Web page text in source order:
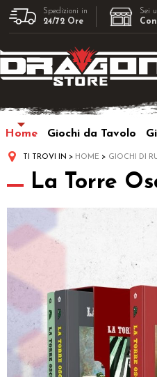
Spedizioni in
24/72 Ore
Sei
Home Giochi da Tavolo
TI TROVI IN HOME GIOCHI DI
La Torre